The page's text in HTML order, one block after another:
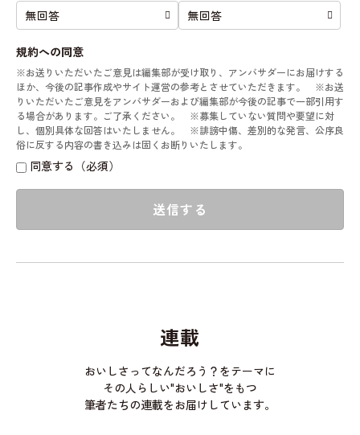
規約への同意
※お送りいただいたご意見は編集部が受け取り、アンバサダーにお届けする
ほか、今後の記事作成やサイト運営の参考とさせていただきます。 ※お送
りいただいたご意見をアンバサダーおよび編集部が今後の記事で一部引用す
る場合があります。ご了承ください。 ※募集していない質問や要望に対
し、個別具体な回答はいたしません。 ※誹謗中傷、差別的な発言、公序良
俗に反する内容の書き込みは固くお断りいたします。
同意する（必須）
送信する
連載
おいしさってなんだろう？をテーマに
その人らしい"おいしさ"をもつ
筆者たちの連載をお届けしています。